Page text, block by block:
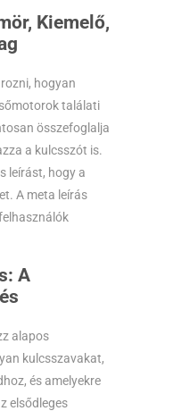
Kiemelő,
hogyan
találati
összefoglalja
a kulcsszót is.
leírást, hogy a
A meta leírás
A
alapos
kulcsszavakat,
és amelyekre
elsődleges